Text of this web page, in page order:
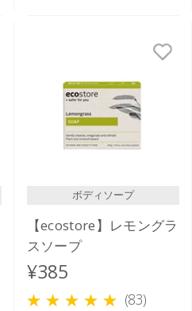
ボディソープ
【ecostore】レモングラ
スソープ
¥385
(83)